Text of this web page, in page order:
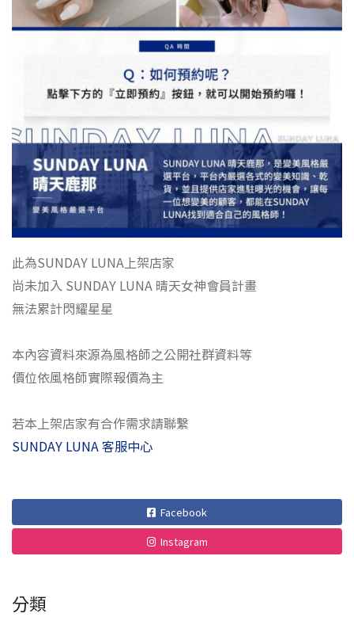
此為SUNDAY LUNA上架店家
尚未加入 SUNDAY LUNA 晴天女神會員計畫
無法累計閃耀星星
本內容資料來源為風格師之公開社群資料等
價位依風格師實際報價為主
若本上架店家有合作需求請聯繫
SUNDAY LUNA 客服中心
Facebook
Instagram
分類